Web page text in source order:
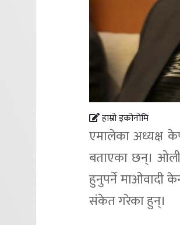
हाम्रो इकोनोमि
एमालेका अध्यक्ष
बताएका छन्।
हुनुपर्ने माओवादी
संकेत गरेका हुन्।